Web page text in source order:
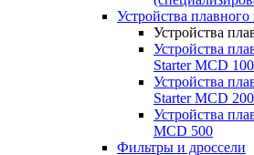
Устройства плавного
Устройства
Устройства
Starter MCD 100
Устройства
Starter MCD 200
Устройства
MCD 500
Фильтры и дроссели